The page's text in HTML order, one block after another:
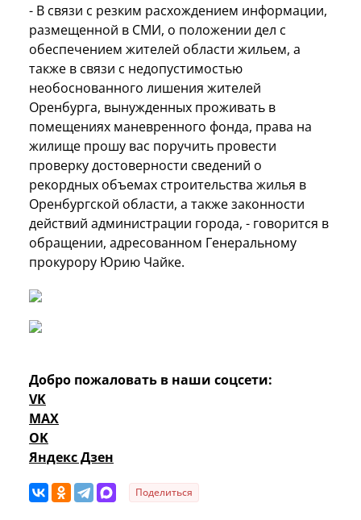
- В связи с резким расхождением информации,
размещенной в СМИ, о положении дел с
обеспечением жителей области жильем, а
также в связи с недопустимостью
необоснованного лишения жителей
Оренбурга, вынужденных проживать в
помещениях маневренного фонда, права на
жилище прошу вас поручить провести
проверку достоверности сведений о
рекордных объемах строительства жилья в
Оренбургской области, а также законности
действий администрации города, - говорится в
обращении, адресованном Генеральному
прокурору Юрию Чайке.
Добро пожаловать в наши соцсети:
VK
MAX
OK
Яндекс Дзен
Поделиться